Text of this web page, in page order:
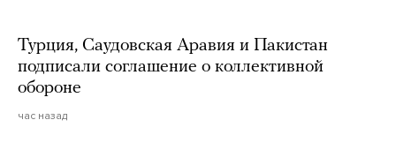
Турция, Саудовская Аравия и Пакистан
подписали соглашение о коллективной
обороне
час назад